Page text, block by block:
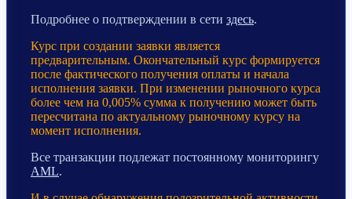
Подробнее о подтверждении в сети здесь.
Курс при создании заявки является
предварительным. Окончательный курс формируется
после фактического получения оплаты и начала
исполнения заявки. При изменении рыночного курса
более чем на 0,005% сумма к получению может быть
пересчитана по актуальному рыночному курсу на
момент исполнения.
Все транзакции подлежат постоянному мониторингу
AML.